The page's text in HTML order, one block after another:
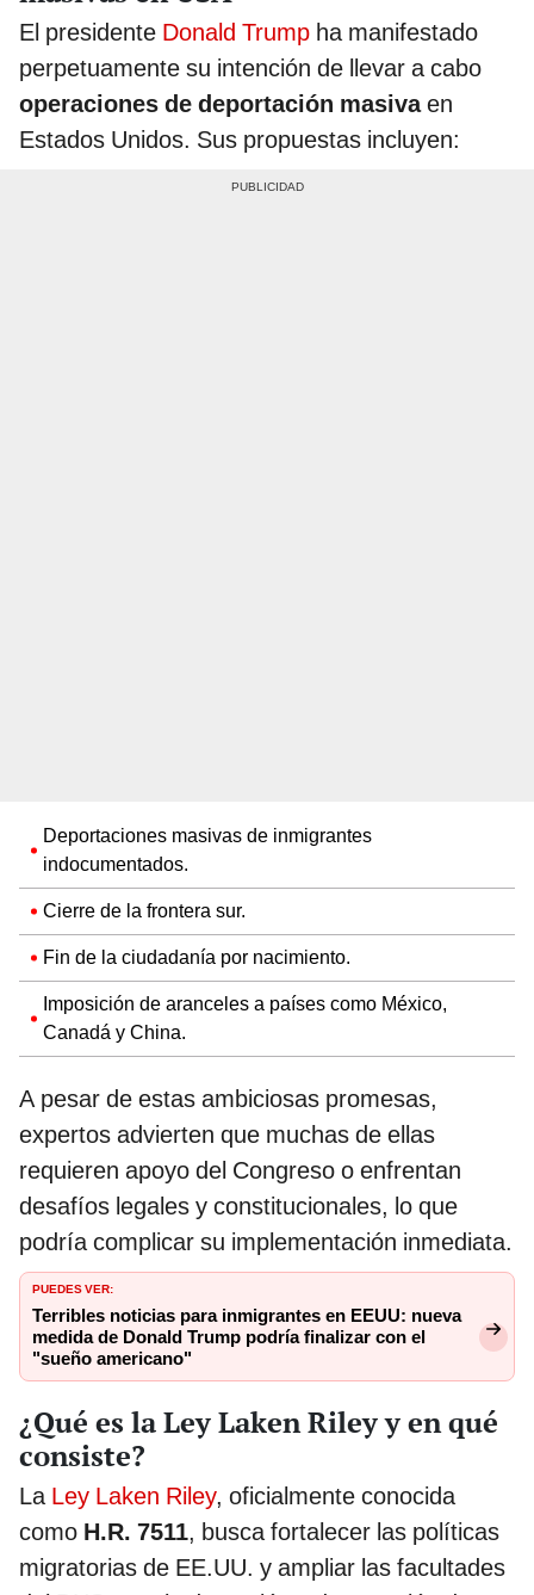
El presidente Donald Trump ha manifestado
perpetuamente su intención de llevar a cabo
operaciones de deportación masivaen
Estados Unidos. Sus propuestas incluyen:
Deportaciones masivas de inmigrantes
indocumentados.
Cierre de la frontera sur.
Fin de la ciudadanía por nacimiento.
Imposición de aranceles a países como México,
Canadá y China.
A pesar de estas ambiciosas promesas,
expertos advierten que muchas de ellas
requieren apoyo del Congreso o enfrentan
desafíos legales y constitucionales, lo que
podría complicar su implementación inmediata.
PUEDES VER:
Terribles noticias para inmigrantes en EEUU: nueva
medida de Donald Trump podría finalizar con el
"sueño americano"
¿Qué es la Ley Laken Riley y en qué
consiste?
La Ley Laken Riley, oficialmente conocida
como H.R. 7511, busca fortalecer las políticas
migratorias de EE.UU. y ampliar las facultades